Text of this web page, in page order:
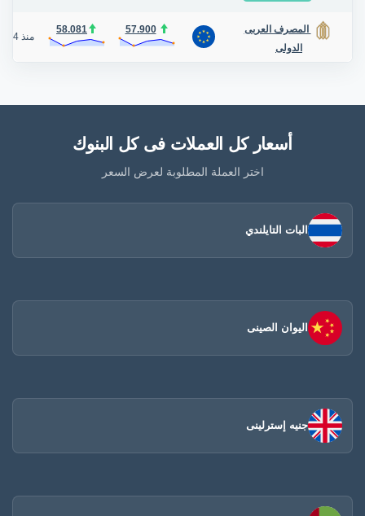
المصرف العربى
الدولى
57.900
58.081
منذ 4 أيام
أسعار كل العملات فى كل البنوك
اختر العملة المطلوبة لعرض السعر
البات التايلندي
اليوان الصينى​
جنيه إسترلينى